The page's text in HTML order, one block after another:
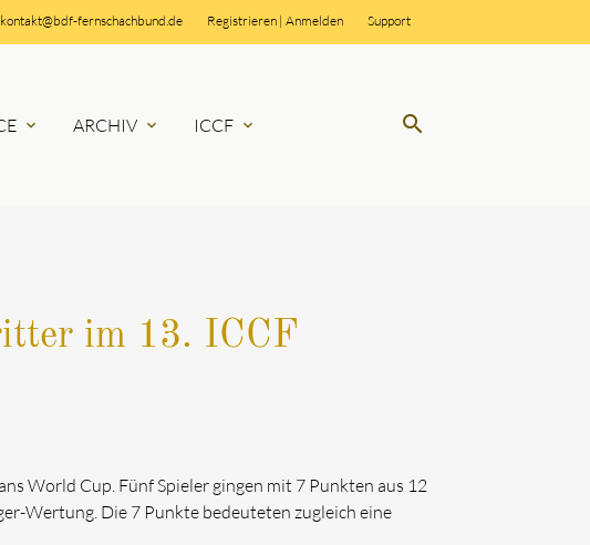
Support
Registrieren | Anmelden
fernschachbund.de
expand_more ARCHIV expand_more ICCF expand_more search
im 13. ICCF
World Cup. Fünf Spieler gingen mit 7 Punkten aus 12
Wertung. Die 7 Punkte bedeuteten zugleich eine